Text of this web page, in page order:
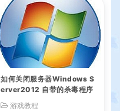
如何关闭服务器Windows S
erver2012 自带的杀毒程序
游戏教程